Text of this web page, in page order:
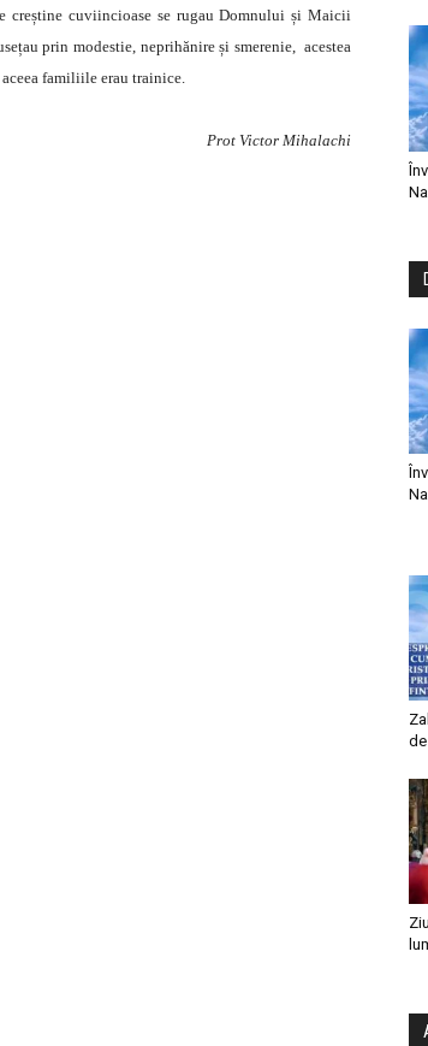
creștine cuviincioase se rugau Domnului și Maicii
prin modestie, neprihănire și smerenie, acestea
familiile erau trainice.
Prot Victor Mihalachi